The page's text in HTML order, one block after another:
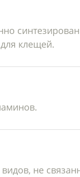
клещей.
не